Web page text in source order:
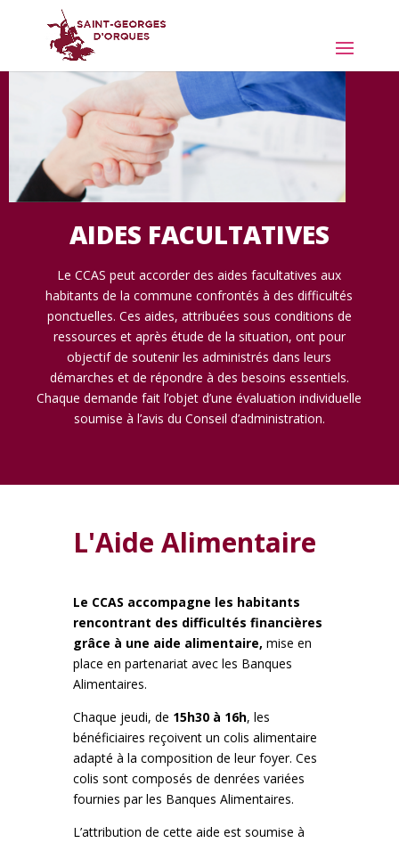
AIDES FACULTATIVES
Le CCAS peut accorder des aides facultatives aux
habitants de la commune confrontés à des difficultés
ponctuelles. Ces aides, attribuées sous conditions de
ressources et après étude de la situation, ont pour
objectif de soutenir les administrés dans leurs
démarches et de répondre à des besoins essentiels.
Chaque demande fait l’objet d’une évaluation individuelle
soumise à l’avis du Conseil d’administration.
L'Aide Alimentaire
Le CCAS accompagne les habitants
rencontrant des difficultés financières
grâce à une aide alimentaire, mise en
place en partenariat avec les Banques
Alimentaires.
Chaque jeudi, de 15h30 à 16h, les
bénéficiaires reçoivent un colis alimentaire
adapté à la composition de leur foyer. Ces
colis sont composés de denrées variées
fournies par les Banques Alimentaires.
L’attribution de cette aide est soumise à